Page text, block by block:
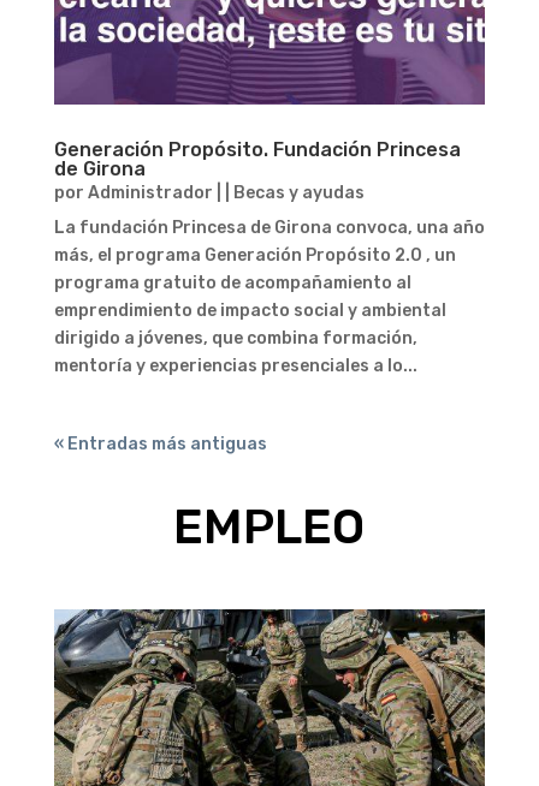
Generación Propósito. Fundación Princesa
de Girona
por Administrador
Becas y ayudas
La fundación Princesa de Girona convoca, una año
más, el programa Generación Propósito 2.0 , un
programa gratuito de acompañamiento al
emprendimiento de impacto social y ambiental
dirigido a jóvenes, que combina formación,
mentoría y experiencias presenciales a lo...
« Entradas más antiguas
EMPLEO